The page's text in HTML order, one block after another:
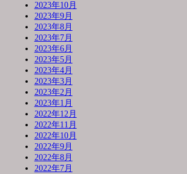
2023年10月
2023年9月
2023年8月
2023年7月
2023年6月
2023年5月
2023年4月
2023年3月
2023年2月
2023年1月
2022年12月
2022年11月
2022年10月
2022年9月
2022年8月
2022年7月